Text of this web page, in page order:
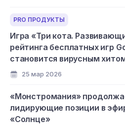
PRO ПРОДУКТЫ
Игра «Три кота.
рейтинга бесплатных игр
становится вирусным
25 мар 2026
«Монстромания»
лидирующие позиции в
«Солнце»